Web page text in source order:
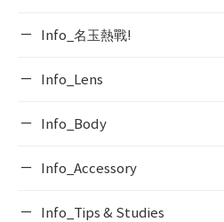
Info_名玉熱戰!
Info_Lens
Info_Body
Info_Accessory
Info_Tips & Studies